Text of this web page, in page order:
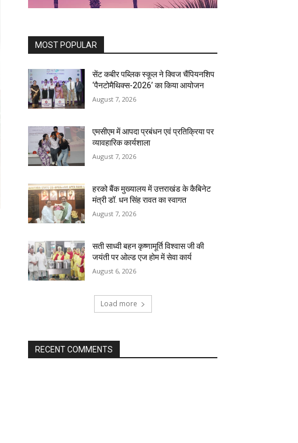
MOST POPULAR
सेंट कबीर पब्लिक स्कूल ने क्विज चैंपियनशिप
‘पैनटोमैथिक्स-2026’ का किया आयोजन
August 7, 2026
एमसीएम में आपदा प्रबंधन एवं प्रतिक्रिया पर
व्यावहारिक कार्यशाला
August 7, 2026
हरको बैंक मुख्यालय में उत्तराखंड के कैबिनेट
मंत्री डॉ. धन सिंह रावत का स्वागत
August 7, 2026
सती साध्वी बहन कृष्णामूर्ति विश्वास जी की
जयंती पर ओल्ड एज होम में सेवा कार्य
August 6, 2026
Load more
RECENT COMMENTS